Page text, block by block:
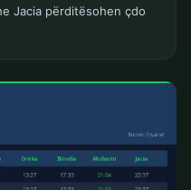
Jacia përditësohen çdo